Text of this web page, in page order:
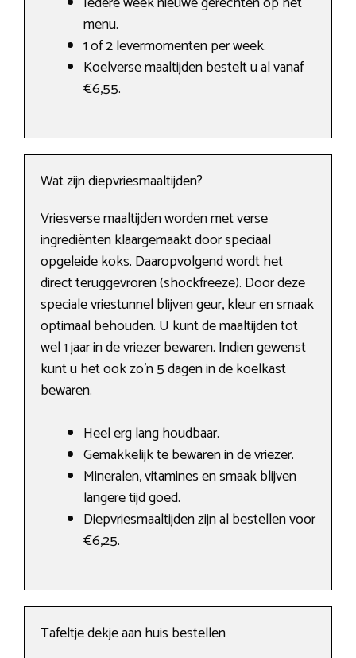
menu.
1 of 2 levermomenten per week.
Koelverse maaltijden bestelt u al vanaf
€6,55.
Wat zijn diepvriesmaaltijden?
Vriesverse maaltijden worden met verse
ingrediënten klaargemaakt door speciaal
opgeleide koks. Daaropvolgend wordt het
direct teruggevroren (shockfreeze). Door deze
speciale vriestunnel blijven geur, kleur en smaak
optimaal behouden. U kunt de maaltijden tot
wel 1 jaar in de vriezer bewaren. Indien gewenst
kunt u het ook zo’n 5 dagen in de koelkast
bewaren.
Heel erg lang houdbaar.
Gemakkelijk te bewaren in de vriezer.
Mineralen, vitamines en smaak blijven
langere tijd goed.
Diepvriesmaaltijden zijn al bestellen voor
€6,25.
Tafeltje dekje aan huis bestellen